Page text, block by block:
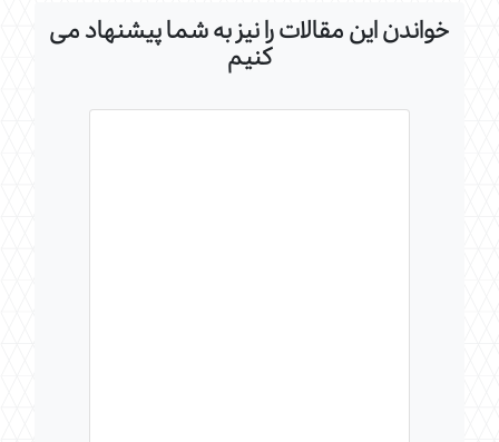
خواندن این مقالات را نیز به شما پیشنهاد می
کنیم